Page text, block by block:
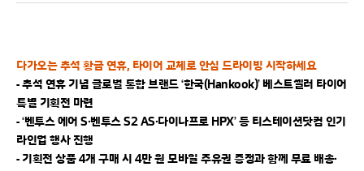
다가오는 추석 황금 연휴, 타이어 교체로 안심 드라이빙 시작하세요
- 추석 연휴 기념 글로벌 통합 브랜드 ‘한국(Hankook)’ 베스트셀러 타이어
특별 기획전 마련
- ‘벤투스 에어 S·벤투스 S2 AS·다이나프로 HPX’ 등 티스테이션닷컴 인기
라인업 행사 진행
- 기획전 상품 4개 구매 시 4만 원 모바일 주유권 증정과 함께 무료 배송·